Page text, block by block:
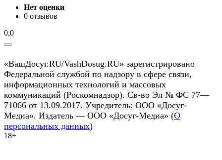
Нет оценки
0 отзывов
0,0
«ВашДосуг.RU/VashDosug.RU» зарегистрировано
Федеральной службой по надзору в сфере связи,
информационных технологий и массовых
коммуникаций (Роскомнадзор). Св-во Эл № ФС 77—
71066 от 13.09.2017. Учредитель: ООО «Досуг-
Медиа». Издатель — ООО «Досуг-Медиа» (О
персональных данных)
18+